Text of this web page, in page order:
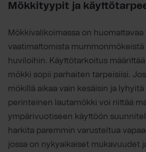
Mökkityypit ja
Mökkivalikoimassa on huomattavaa
vaatimattomista mummonmökeistä
huviloihin. Käyttötarkoitus
mökki sopii parhaiten tarpeisiisi.
mökillä aikaa vain kesäisin ja
perinteinen lautamökki voi riittää
ympärivuotiseen käyttöön
harkita paremmin varusteltua
jossa on nykyaikaiset mukavuudet